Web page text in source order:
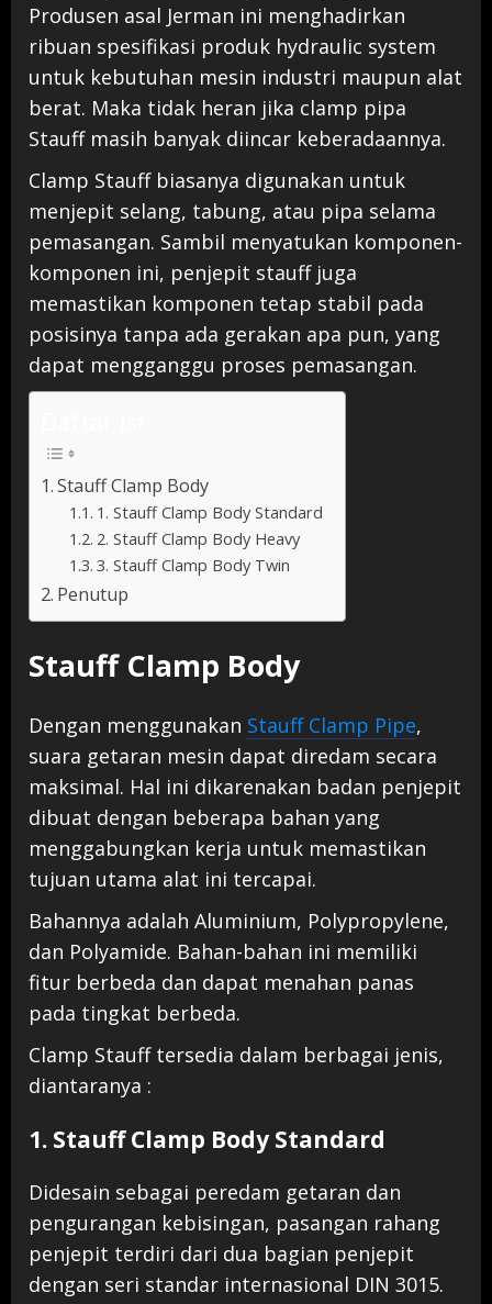
Produsen asal Jerman ini menghadirkan
ribuan spesifikasi produk hydraulic system
untuk kebutuhan mesin industri maupun alat
berat. Maka tidak heran jika clamp pipa
Stauff masih banyak diincar keberadaannya.
Clamp Stauff biasanya digunakan untuk
menjepit selang, tabung, atau pipa selama
pemasangan. Sambil menyatukan komponen-
komponen ini, penjepit stauff juga
memastikan komponen tetap stabil pada
posisinya tanpa ada gerakan apa pun, yang
dapat mengganggu proses pemasangan.
Stauff Clamp Body
1. Stauff Clamp Body Standard
2. Stauff Clamp Body Heavy
3. Stauff Clamp Body Twin
Penutup
Stauff Clamp Body
Dengan menggunakan Stauff Clamp Pipe,
suara getaran mesin dapat diredam secara
maksimal. Hal ini dikarenakan badan penjepit
dibuat dengan beberapa bahan yang
menggabungkan kerja untuk memastikan
tujuan utama alat ini tercapai.
Bahannya adalah Aluminium, Polypropylene,
dan Polyamide. Bahan-bahan ini memiliki
fitur berbeda dan dapat menahan panas
pada tingkat berbeda.
Clamp Stauff tersedia dalam berbagai jenis,
diantaranya :
1. Stauff Clamp Body Standard
Didesain sebagai peredam getaran dan
pengurangan kebisingan, pasangan rahang
penjepit terdiri dari dua bagian penjepit
dengan seri standar internasional DIN 3015.